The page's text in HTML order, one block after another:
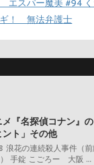
エスパー魔美 #94 く
！ 無法弁護士
メ『名探偵コナン』
ント」その他
浪花の連続殺人事件（
手錠 こごろー 大阪 ...